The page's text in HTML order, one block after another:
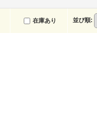
在庫あり 並び順: